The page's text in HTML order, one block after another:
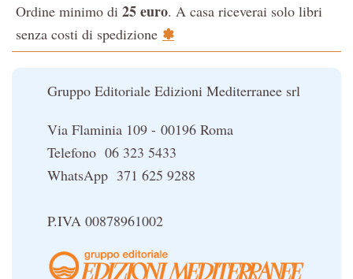
La Cabala
Il potere del serpente
Ordine minimo di 25 euro. A casa riceverai solo libri
senza costi di spedizione ✽
Gruppo Editoriale Edizioni Mediterranee srl
Via Flaminia 109 - 00196 Roma
Telefono 06 323 5433
WhatsApp 371 625 9288
P.IVA 00878961002